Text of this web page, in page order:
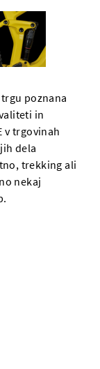
poznana
in
v trgovinah
dela
trekking ali
nekaj